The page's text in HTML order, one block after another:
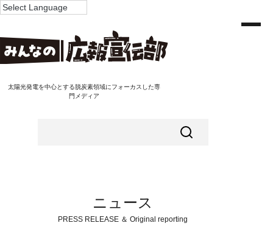
太陽光発電を中心とする脱炭素領域にフォーカスした専
門メディア
ニュース
PRESS RELEASE ＆ Original reporting